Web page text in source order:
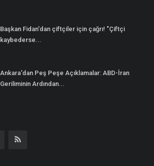
Başkan Fidan'dan çiftçiler için çağrı! "Çiftçi
kaybederse...
Ankara'dan Peş Peşe Açıklamalar: ABD-İran
Geriliminin Ardından...